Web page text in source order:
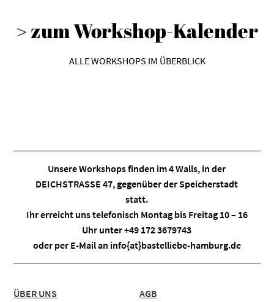
> zum Workshop-Kalender
ALLE WORKSHOPS IM ÜBERBLICK
Unsere Workshops finden im4 Walls, in der
DEICHSTRASSE 47, gegenüber der Speicherstadt
statt.
Ihr erreicht uns telefonisch Montag bis Freitag 10 – 16
Uhr unter +49 172 3679743
oder per E-Mail an info{at}bastelliebe-hamburg.de
ÜBER UNS
AGB